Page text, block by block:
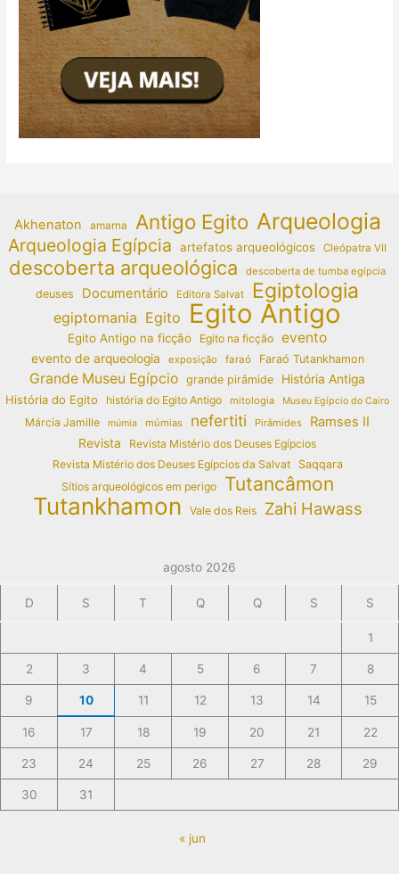
Akhenaton amarna Antigo Egito Arqueologia
Arqueologia Egípcia artefatos arqueológicos Cleópatra VII
descoberta arqueológica descoberta de tumba egípcia
deuses Documentário Editora Salvat Egiptologia
egiptomania Egito Egito Antigo
Egito Antigo na ficção Egito na ficção evento
evento de arqueologia exposição faraó Faraó Tutankhamon
Grande Museu Egípcio grande pirâmide
História Antiga
História do Egito
história do Egito Antigo mitologia Museu Egípcio do Cairo
Márcia Jamille múmia múmias nefertiti Pirâmides Ramses II
Revista
Revista Mistério dos Deuses Egípcios
Revista Mistério dos Deuses Egípcios da Salvat
Saqqara
Sítios arqueológicos em perigo
Tutancâmon
Tutankhamon Vale dos Reis Zahi Hawass
agosto 2026
D S T Q Q S S
1
2 3 4 5 6 7 8
9 10 11 12 13 14 15
16 17 18 19 20 21 22
23 24 25 26 27 28 29
30 31
« jun